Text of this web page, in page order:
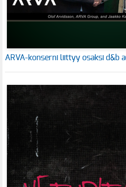
ARVA-konserni liittyy osaksi d&b